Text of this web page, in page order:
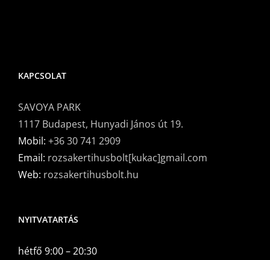
KAPCSOLAT
SAVOYA PARK
1117 Budapest, Hunyadi János út 19.
Mobil: +36 30 741 2909
Email: rozsakertihusbolt[kukac]gmail.com
Web: rozsakertihusbolt.hu
NYITVATARTÁS
hétfő 9:00 – 20:30